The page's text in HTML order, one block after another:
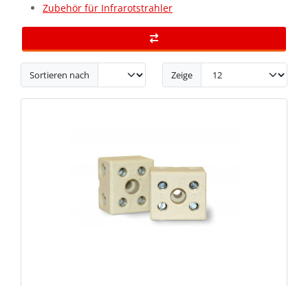
Zubehör für Infrarotstrahler
Sortieren nach Zeige